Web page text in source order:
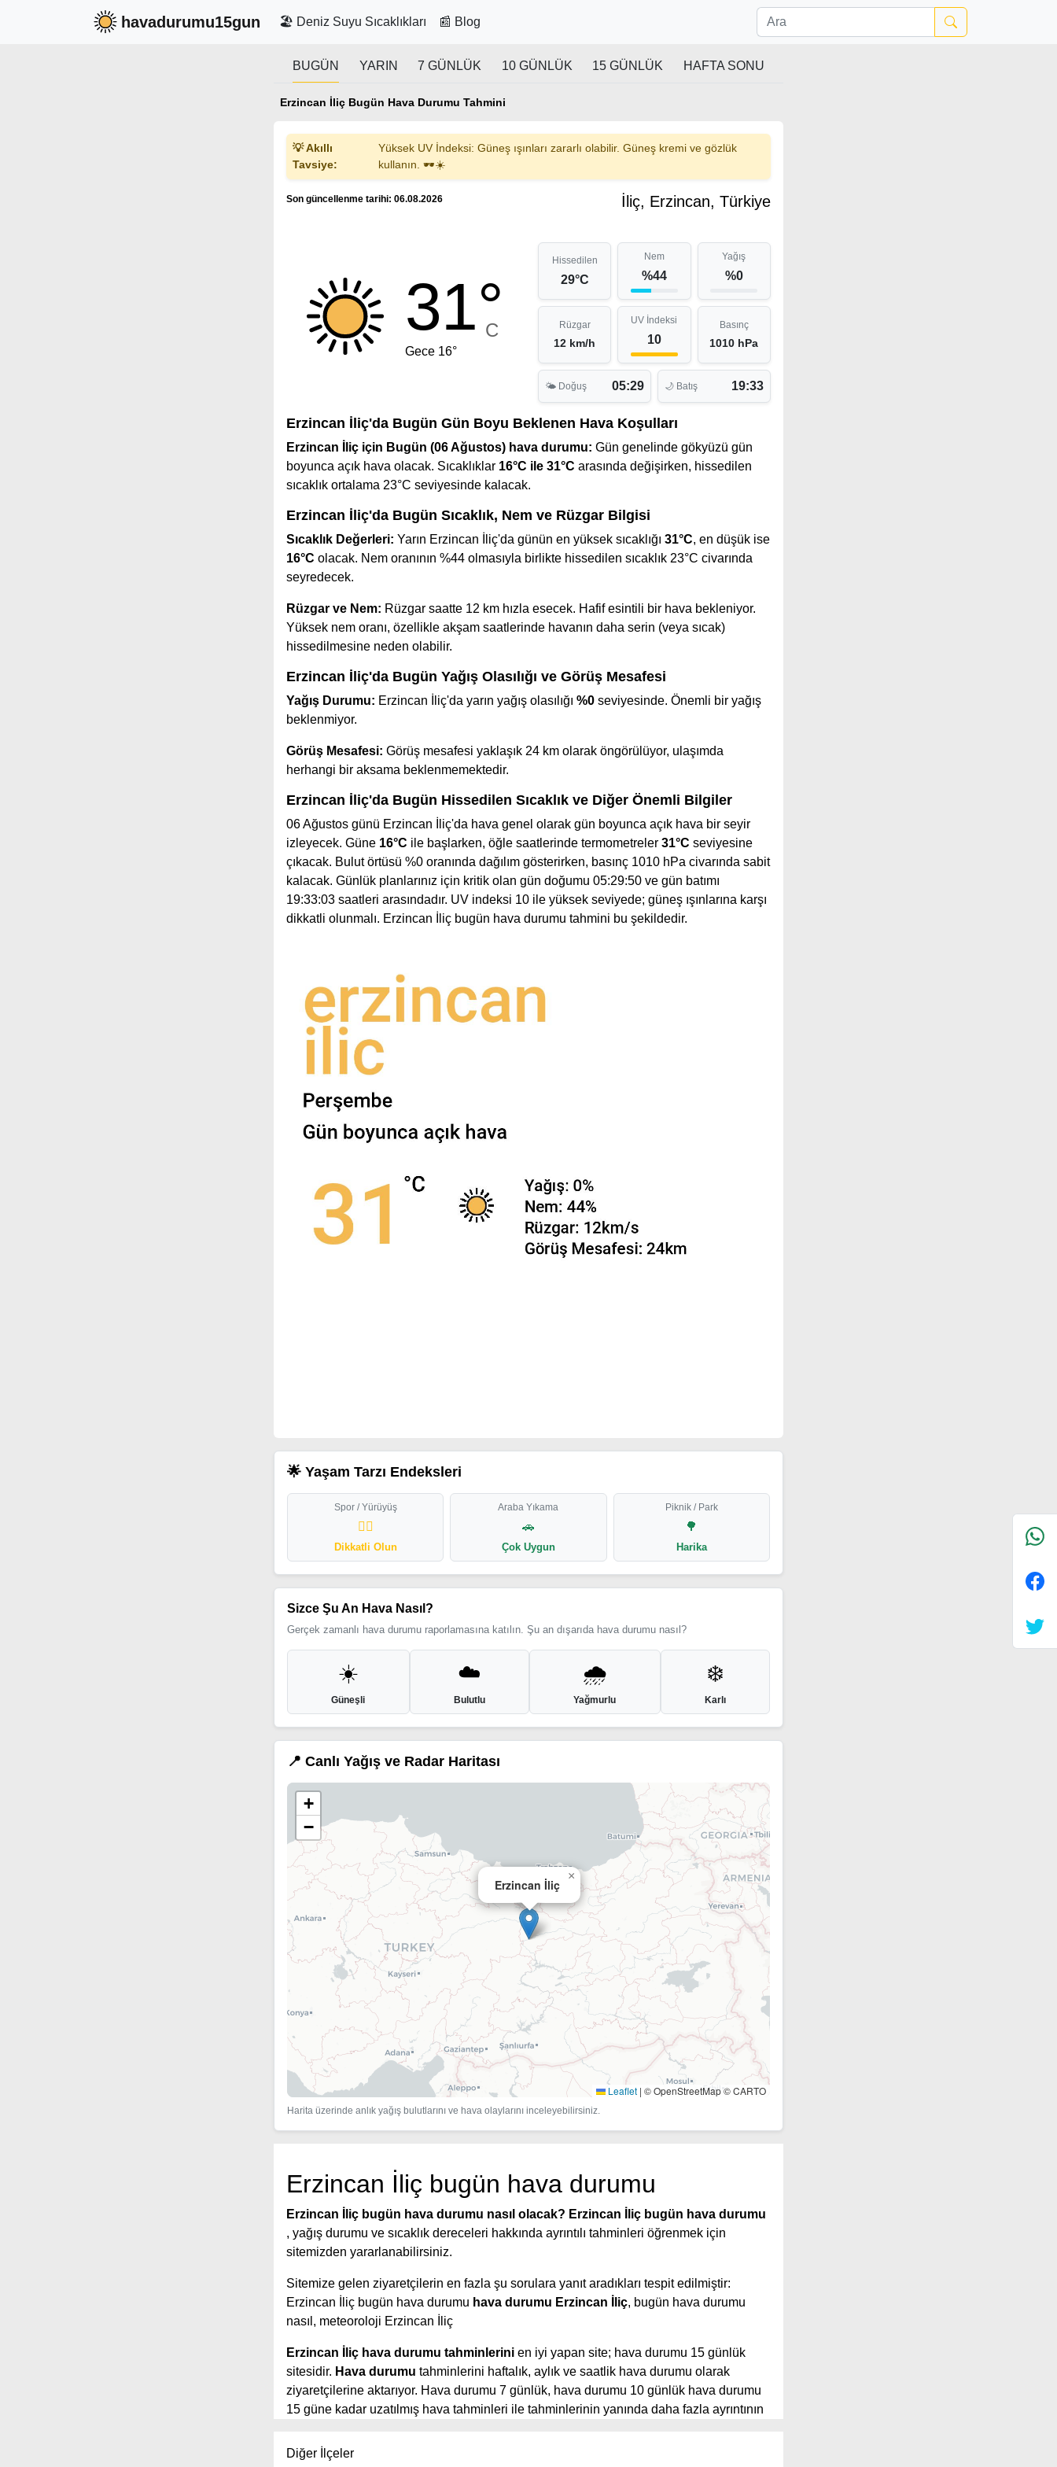
havadurumu15gun 🏖️ Deniz Suyu Sıcaklıkları 📰 Blog
BUGÜN YARIN 7 GÜNLÜK 10 GÜNLÜK 15 GÜNLÜK HAFTA SONU
Erzincan İliç Bugün Hava Durumu Tahmini
💡 Akıllı
Tavsiye:
Yüksek UV İndeksi: Güneş ışınları zararlı olabilir. Güneş kremi ve gözlük
kullanın. 🕶️☀️
Son güncellenme tarihi: 06.08.2026 İliç, Erzincan, Türkiye
31°
C
Gece 16°
Hissedilen
29°C
Nem
%44
Yağış
%0
Rüzgar
12 km/h
UV İndeksi
10
Basınç
1010 hPa
🌤 Doğuş 05:29 🌙 Batış 19:33
Erzincan İliç'da Bugün Gün Boyu Beklenen Hava Koşulları
Erzincan İliç için Bugün (06 Ağustos) hava durumu: Gün genelinde gökyüzü gün
boyunca açık hava olacak. Sıcaklıklar 16°C ile 31°C arasında değişirken, hissedilen
sıcaklık ortalama 23°C seviyesinde kalacak.
Erzincan İliç'da Bugün Sıcaklık, Nem ve Rüzgar Bilgisi
Sıcaklık Değerleri: Yarın Erzincan İliç'da günün en yüksek sıcaklığı 31°C, en düşük ise
16°C olacak. Nem oranının %44 olmasıyla birlikte hissedilen sıcaklık 23°C civarında
seyredecek.
Rüzgar ve Nem: Rüzgar saatte 12 km hızla esecek. Hafif esintili bir hava bekleniyor.
Yüksek nem oranı, özellikle akşam saatlerinde havanın daha serin (veya sıcak)
hissedilmesine neden olabilir.
Erzincan İliç'da Bugün Yağış Olasılığı ve Görüş Mesafesi
Yağış Durumu: Erzincan İliç'da yarın yağış olasılığı %0 seviyesinde. Önemli bir yağış
beklenmiyor.
Görüş Mesafesi: Görüş mesafesi yaklaşık 24 km olarak öngörülüyor, ulaşımda
herhangi bir aksama beklenmemektedir.
Erzincan İliç'da Bugün Hissedilen Sıcaklık ve Diğer Önemli Bilgiler
06 Ağustos günü Erzincan İliç'da hava genel olarak gün boyunca açık hava bir seyir
izleyecek. Güne 16°C ile başlarken, öğle saatlerinde termometreler 31°C seviyesine
çıkacak. Bulut örtüsü %0 oranında dağılım gösterirken, basınç 1010 hPa civarında sabit
kalacak. Günlük planlarınız için kritik olan gün doğumu 05:29:50 ve gün batımı
19:33:03 saatleri arasındadır. UV indeksi 10 ile yüksek seviyede; güneş ışınlarına karşı
dikkatli olunmalı. Erzincan İliç bugün hava durumu tahmini bu şekildedir.
🌟 Yaşam Tarzı Endeksleri
Spor / Yürüyüş
🏃‍♂️
Dikkatli Olun
Araba Yıkama
🚗
Çok Uygun
Piknik / Park
🌳
Harika
Sizce Şu An Hava Nasıl?
Gerçek zamanlı hava durumu raporlamasına katılın. Şu an dışarıda hava durumu nasıl?
☀️
Güneşli
☁️
Bulutlu
🌧️
Yağmurlu
❄️
Karlı
📍 Canlı Yağış ve Radar Haritası
Erzincan İliç
×
+
−
Leaflet | © OpenStreetMap © CARTO
Harita üzerinde anlık yağış bulutlarını ve hava olaylarını inceleyebilirsiniz.
Erzincan İliç bugün hava durumu
Erzincan İliç bugün hava durumu nasıl olacak? Erzincan İliç bugün hava durumu
, yağış durumu ve sıcaklık dereceleri hakkında ayrıntılı tahminleri öğrenmek için
sitemizden yararlanabilirsiniz.
Sitemize gelen ziyaretçilerin en fazla şu sorulara yanıt aradıkları tespit edilmiştir:
Erzincan İliç bugün hava durumu hava durumu Erzincan İliç, bugün hava durumu
nasıl, meteoroloji Erzincan İliç
Erzincan İliç hava durumu tahminlerini en iyi yapan site; hava durumu 15 günlük
sitesidir. Hava durumu tahminlerini haftalık, aylık ve saatlik hava durumu olarak
ziyaretçilerine aktarıyor. Hava durumu 7 günlük, hava durumu 10 günlük hava durumu
15 güne kadar uzatılmış hava tahminleri ile tahminlerinin yanında daha fazla ayrıntının
tahmin süreleri, kolay ve anlaşılır görseller ile ziyaretçilerine kaliteli hizmet sunuyor.
Diğer İlçeler